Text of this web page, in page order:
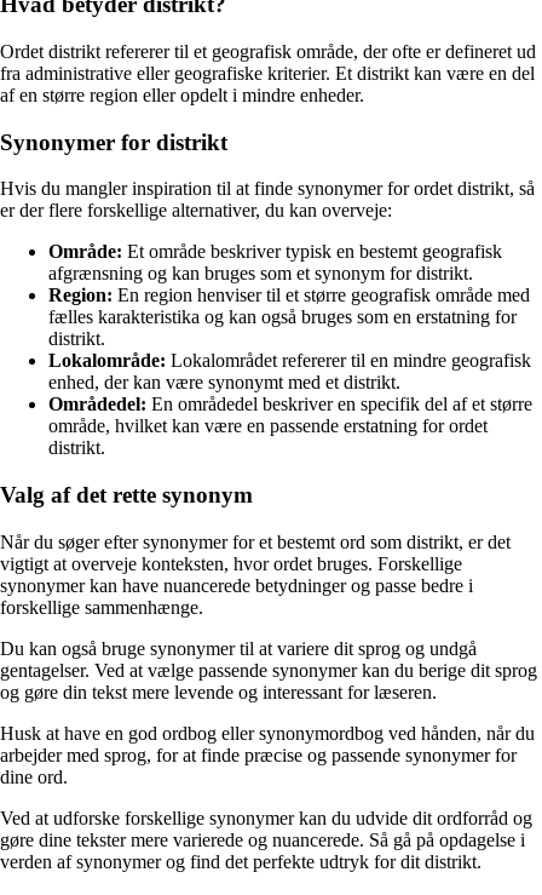
Ordet distrikt refererer til et geografisk område, der ofte er defineret ud
fra administrative eller geografiske kriterier. Et distrikt kan være en del
af en større region eller opdelt i mindre enheder.
Synonymer for distrikt
Hvis du mangler inspiration til at finde synonymer for ordet distrikt, så
er der flere forskellige alternativer, du kan overveje:
Område: Et område beskriver typisk en bestemt geografisk
afgrænsning og kan bruges som et synonym for distrikt.
Region: En region henviser til et større geografisk område med
fælles karakteristika og kan også bruges som en erstatning for
distrikt.
Lokalområde: Lokalområdet refererer til en mindre geografisk
enhed, der kan være synonymt med et distrikt.
Områdedel: En områdedel beskriver en specifik del af et større
område, hvilket kan være en passende erstatning for ordet
distrikt.
Valg af det rette synonym
Når du søger efter synonymer for et bestemt ord som distrikt, er det
vigtigt at overveje konteksten, hvor ordet bruges. Forskellige
synonymer kan have nuancerede betydninger og passe bedre i
forskellige sammenhænge.
Du kan også bruge synonymer til at variere dit sprog og undgå
gentagelser. Ved at vælge passende synonymer kan du berige dit sprog
og gøre din tekst mere levende og interessant for læseren.
Husk at have en god ordbog eller synonymordbog ved hånden, når du
arbejder med sprog, for at finde præcise og passende synonymer for
dine ord.
Ved at udforske forskellige synonymer kan du udvide dit ordforråd og
gøre dine tekster mere varierede og nuancerede. Så gå på opdagelse i
verden af synonymer og find det perfekte udtryk for dit distrikt.